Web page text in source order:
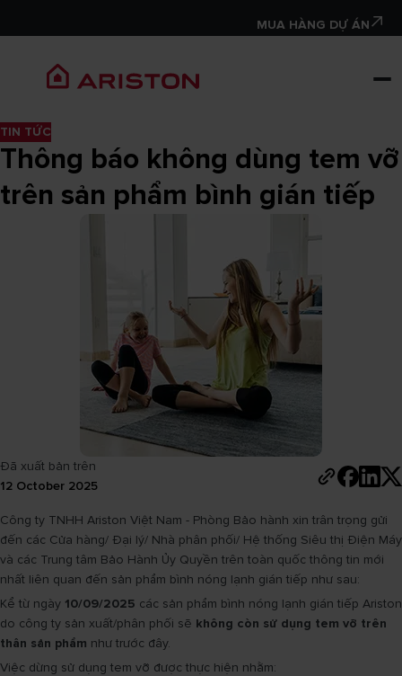
MUA HÀNG DỰ ÁN
TIN TỨC
Thông báo không dùng tem vỡ
trên sản phẩm bình gián tiếp
Đã xuất bản trên
12 October 2025
Công ty TNHH Ariston Việt Nam - Phòng Bảo hành xin trân trọng gửi
đến các Cửa hàng/ Đại lý/ Nhà phân phối/ Hệ thống Siêu thị Điện Máy
và các Trung tâm Bảo Hành Ủy Quyền trên toàn quốc thông tin mới
nhất liên quan đến sản phẩm bình nóng lạnh gián tiếp như sau:
Kể từ ngày 10/09/2025 các sản phẩm bình nóng lạnh gián tiếp Ariston
do công ty sản xuất/phân phối sẽ không còn sử dụng tem vỡ trên
thân sản phẩm như trước đây.
Việc dừng sử dụng tem vỡ được thực hiện nhằm: